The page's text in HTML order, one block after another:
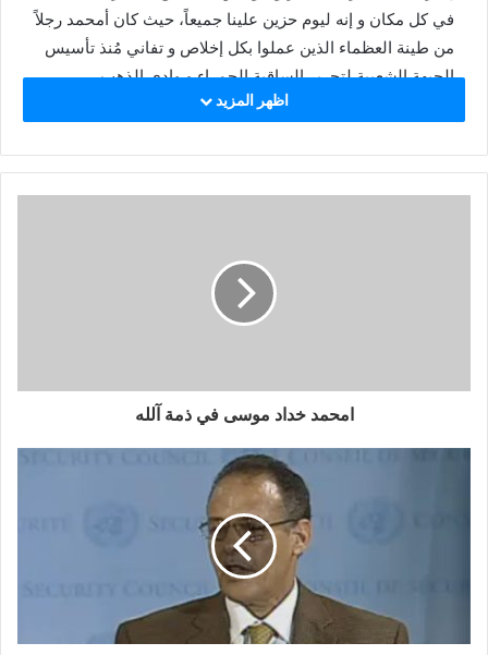
في كل مكان و إنه ليوم حزين علينا جميعاً، حيث كان أمحمد رجلاً
من طينة العظماء الذين عملوا بكل إخلاص و تفاني مُنذ تأسيس
الجبهة الشعبية لتحرير الساقية الحمراء و وادي الذهب.
الخلايا السرية للجبهة و يعملون ليلاً نهاراً من أجل وطننا الحبيب
المركزي مجلة عشرين ماي.
ولم تتوقف تلك المجهودات عند هذا الحد بل استمرت في كل
تقلدها وهي المنسق الصحراوي مع المينورسو و رئيس لجنة
الطبيعية، لما يملكه من حنكة سياسية و دبلوماسية ومعارف
شخصية مع مجموعة من السياسيين في العالم.
لا يكفينا هذا البيان أن نُعدد مناقب و خصال و اعمال الفقيد
الشهيد بإذن امحمد خداد فهو تاريخ بحد ذاته، وبهذه المناسبة
الأليمة نتقدم في رابطة الصحفيين و الكتاب الصحراويين في
أوروبا بأحر التعازي و المواساة لعائلة الفقيد الصغيرة و الكبيرة
اظهر المزيد
امحمد خداد موسى في ذمة آلله